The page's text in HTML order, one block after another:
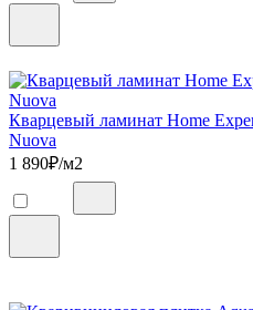
Кварцевый ламинат Home
Nuova
1 890₽/м2